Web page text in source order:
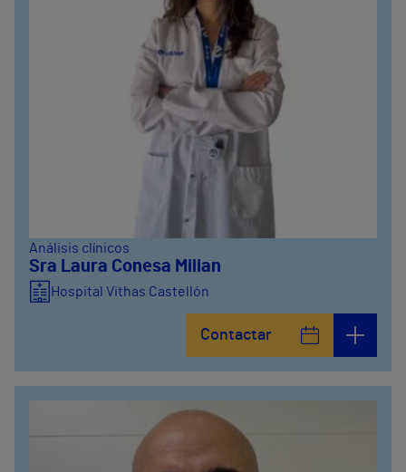
Análisis clínicos
Sra Laura Conesa Milian
Hospital Vithas Castellón
Contactar